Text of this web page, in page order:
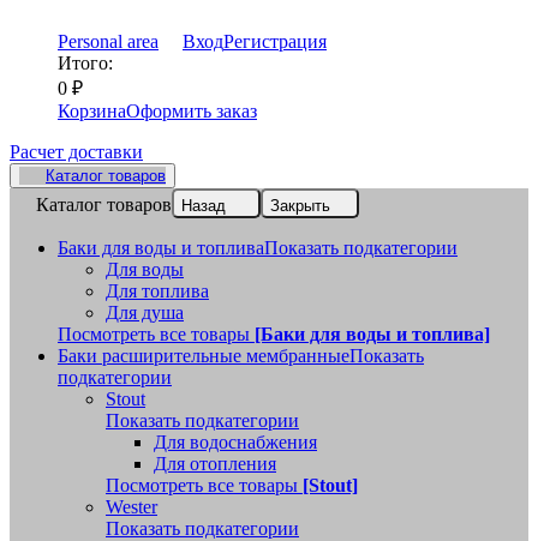
Personal area ВходРегистрация
Итого:
0 ₽
КорзинаОформить заказ
Расчет доставки
Каталог товаров
Каталог товаров Назад Закрыть
Баки для воды и топливаПоказать подкатегории
Для воды
Для топлива
Для душа
Посмотреть все товары [Баки для воды и топлива]
Баки расширительные мембранныеПоказать
подкатегории
Stout
Показать подкатегории
Для водоснабжения
Для отопления
Посмотреть все товары [Stout]
Wester
Показать подкатегории